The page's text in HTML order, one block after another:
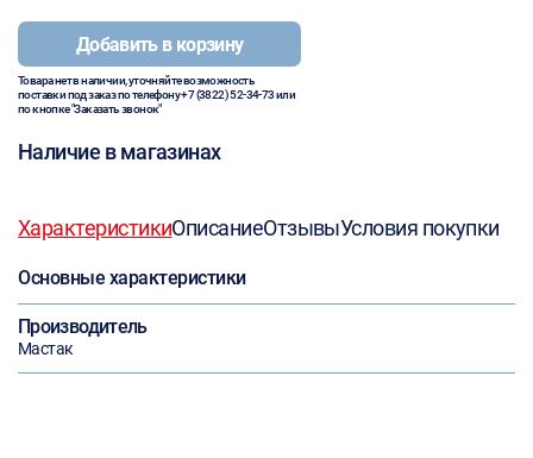
Добавить в корзину
Товара нет в наличии, уточняйте возможность
поставки под заказ по телефону+7 (3822) 52-34-73или
по кнопке "Заказать звонок"
Наличие в магазинах
ХарактеристикиОписаниеОтзывыУсловия покупки
Основные характеристики
Производитель
Мастак